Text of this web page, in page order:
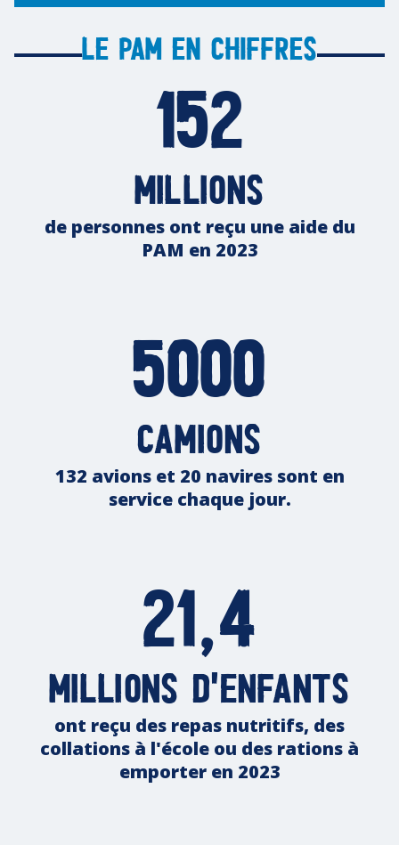
Le PAM en chiffres
152
millions
de personnes ont reçu une aide du
PAM en 2023
5000
camions
132 avions et 20 navires sont en
service chaque jour.
21,4
millions d'enfants
ont reçu des repas nutritifs, des
collations à l'école ou des rations à
emporter en 2023